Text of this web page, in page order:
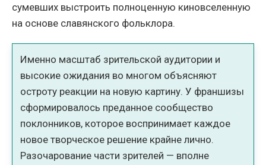
сумевших выстроить полноценную киновселенную
на основе славянского фольклора.
Именно масштаб зрительской аудитории и
высокие ожидания во многом объясняют
остроту реакции на новую картину. У франшизы
сформировалось преданное сообщество
поклонников, которое воспринимает каждое
новое творческое решение крайне лично.
Разочарование части зрителей — вполне